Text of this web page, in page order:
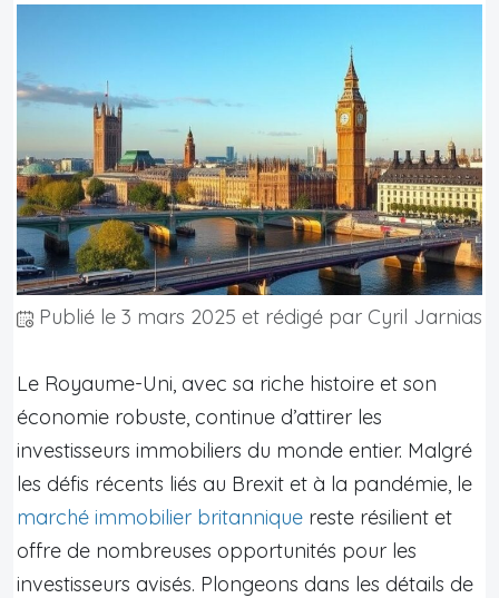
Publié le 3 mars 2025 et rédigé par Cyril Jarnias
Le Royaume-Uni, avec sa riche histoire et son
économie robuste, continue d’attirer les
investisseurs immobiliers du monde entier. Malgré
les défis récents liés au Brexit et à la pandémie, le
marché immobilier britannique reste résilient et
offre de nombreuses opportunités pour les
investisseurs avisés. Plongeons dans les détails de